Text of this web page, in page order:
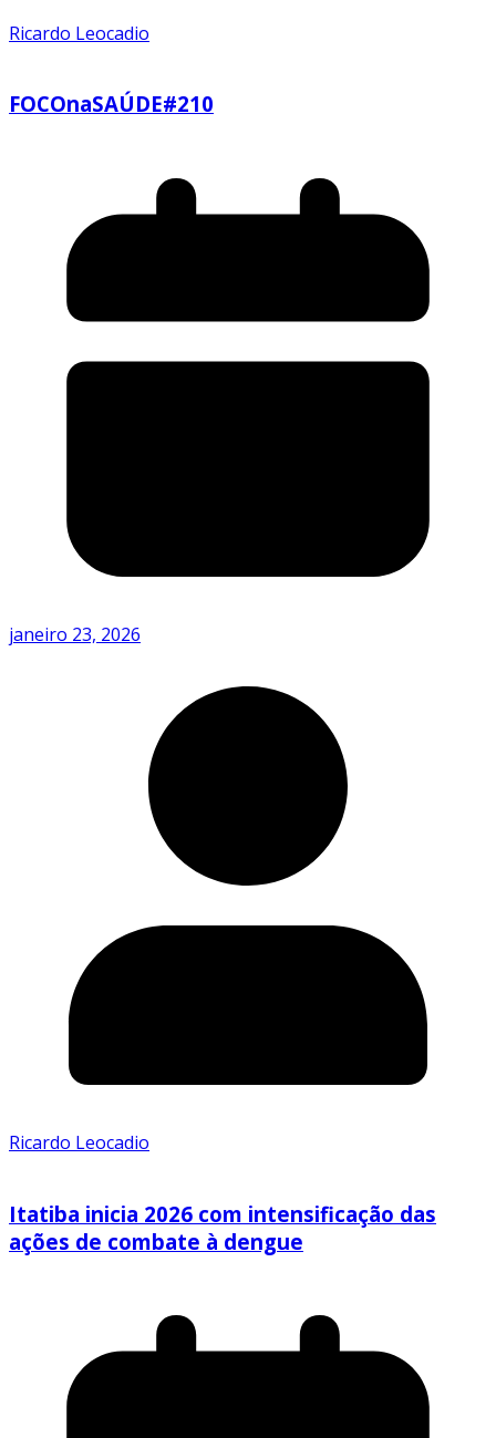
Ricardo Leocadio
FOCOnaSAÚDE#210
janeiro 23, 2026
Ricardo Leocadio
Itatiba inicia 2026 com intensificação das
ações de combate à dengue